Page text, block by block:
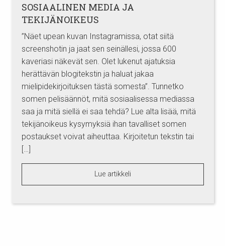
SOSIAALINEN MEDIA JA
TEKIJÄNOIKEUS
”Näet upean kuvan Instagramissa, otat siitä
screenshotin ja jaat sen seinällesi, jossa 600
kaveriasi näkevät sen. Olet lukenut ajatuksia
herättävän blogitekstin ja haluat jakaa
mielipidekirjoituksen tästä somesta”. Tunnetko
somen pelisäännöt, mitä sosiaalisessa mediassa
saa ja mitä siellä ei saa tehdä? Lue alta lisää, mitä
tekijänoikeus kysymyksiä ihan tavalliset somen
postaukset voivat aiheuttaa. Kirjoitetun tekstin tai
[…]
Lue artikkeli